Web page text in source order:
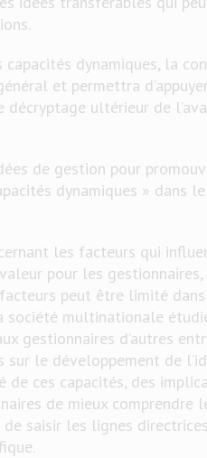
dynamiques, la
et permettra d’appuyer
ultérieur de
de gestion pour
dynamiques » dans
les facteurs qui
pour les gestionnaires,
peut être limité
société multinationale
gestionnaires d’autres
sur le développement de
ces capacités, des
de mieux comprendre
saisir les lignes